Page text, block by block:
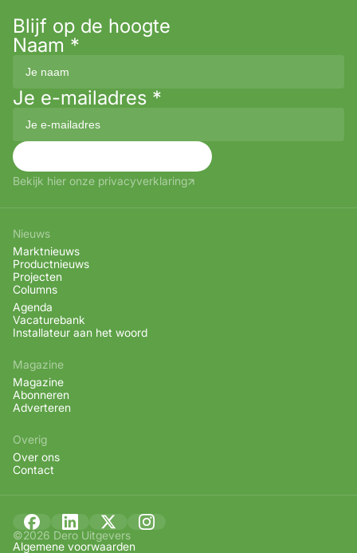
Blijf op de hoogte
Naam *
Je e-mailadres *
Bekijk hier onze privacyverklaring
Nieuws
Marktnieuws
Productnieuws
Projecten
Columns
Agenda
Vacaturebank
Installateur aan het woord
Magazine
Magazine
Abonneren
Adverteren
Overig
Over ons
Contact
©2026 Dero Uitgevers
Algemene voorwaarden